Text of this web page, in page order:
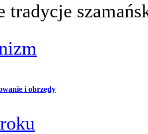
tradycje
i obrzędy